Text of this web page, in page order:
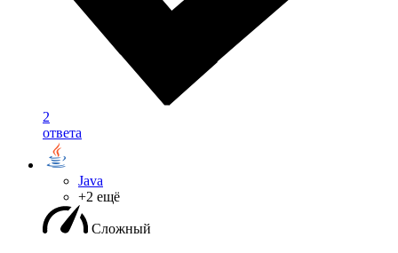
2
ответа
Java
+2 ещё
Сложный